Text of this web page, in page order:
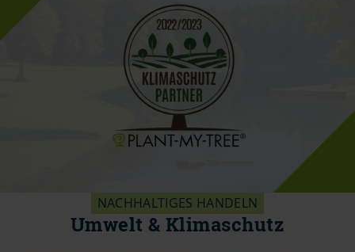
NACHHALTIGES HANDELN
Umwelt & Klimaschutz